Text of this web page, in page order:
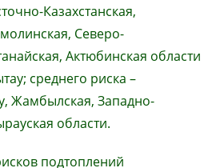
Казахстанская,
Северо-
Актюбинская области
среднего риска –
Жамбылская, Западно-
области.
подтоплений